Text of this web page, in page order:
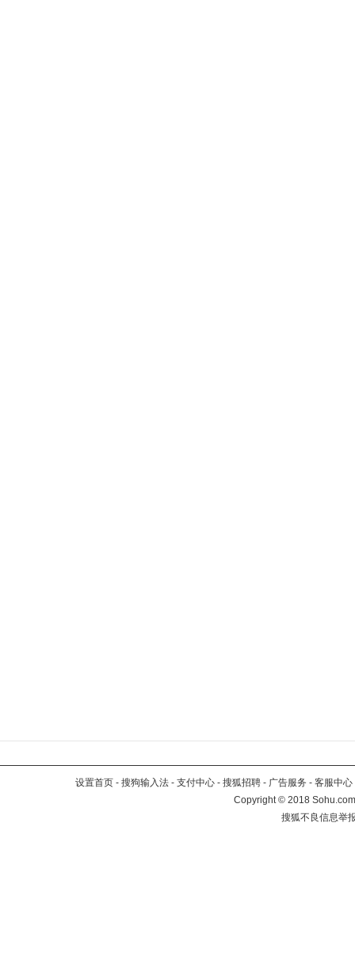
设置首页 - 搜狗输入法 - 支付中心 - 搜狐招聘 - 广告服务 - 客服中心
Copyright©2018
搜狐不良信息举